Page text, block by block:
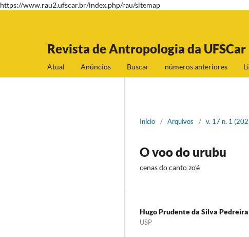
https://www.rau2.ufscar.br/index.php/rau/sitemap
Revista de Antropologia da UFSCar
Atual Anúncios Buscar números anteriores
Início / Arquivos / v. 17 n. 1
O voo do urubu
cenas do canto zo’é
Hugo Prudente da Silva Pedreira
USP